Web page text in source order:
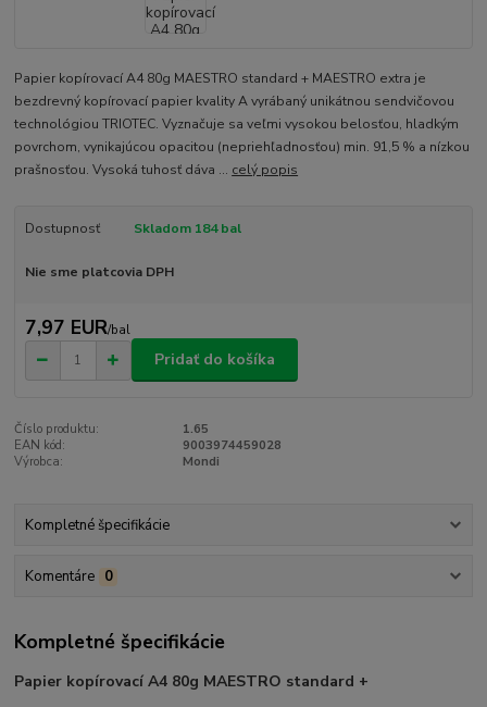
Papier kopírovací A4 80g MAESTRO standard + MAESTRO extra je
bezdrevný kopírovací papier kvality A vyrábaný unikátnou sendvičovou
technológiou TRIOTEC. Vyznačuje sa veľmi vysokou belosťou, hladkým
povrchom, vynikajúcou opacitou (nepriehľadnosťou) min. 91,5 % a nízkou
prašnosťou. Vysoká tuhosť dáva ... celý popis
Dostupnosť Skladom 184 bal
Nie sme platcovia DPH
7,97 EUR/bal
Pridať do košíka
Číslo produktu:
1.65
EAN kód:
9003974459028
Výrobca:
Mondi
Kompletné špecifikácie
Komentáre 0
Kompletné špecifikácie
Papier kopírovací A4 80g MAESTRO standard +